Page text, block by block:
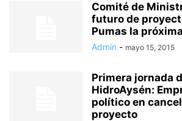
Comité de
futuro de
Pumas la
Admin - mayo 15, 2015
Primera jornada
HidroAysén:
político en
proyecto